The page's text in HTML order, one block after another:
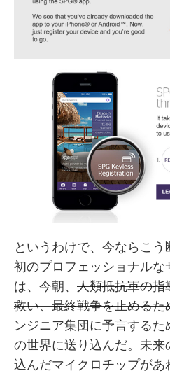
というわけで、今ならこ
初のプロフェッショナル
は、今朝、 人類抵抗軍の指
救い、最終戦争を止めるた
ンジニア集団に予言する
の世界に送り込んだ。未
込んだマイクロチップがあ